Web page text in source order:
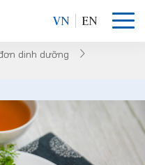
VN EN
dinh dưỡng